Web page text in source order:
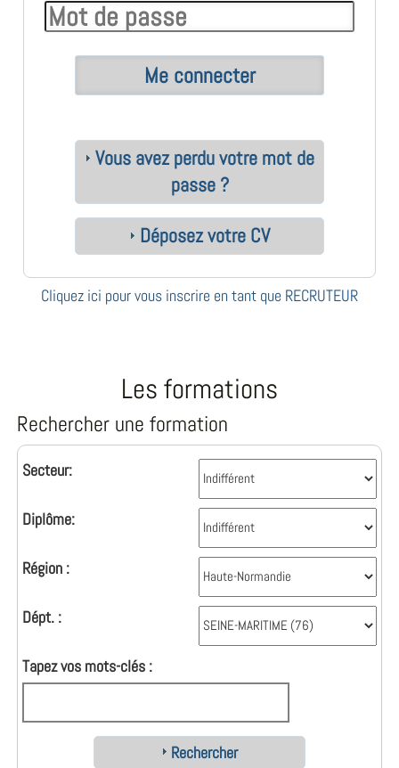
Vous avez perdu votre mot de
passe ?
Déposez votre CV
Cliquez ici pour vous inscrire en tant que RECRUTEUR
Les formations
Rechercher une formation
Secteur:
Diplôme:
Région :
Dépt. :
Tapez vos mots-clés :
Rechercher